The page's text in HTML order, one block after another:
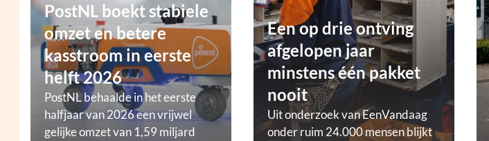
PostNL boekt stabiele
omzet en betere
kasstroom in eerste
helft 2026
PostNL behaalde in het eerste
halfjaar van 2026 een vrijwel
gelijke omzet van 1,59 miljard
Een op drie ontving
afgelopen jaar
minstens één pakket
nooit
Uit onderzoek van EenVandaag
onder ruim 24.000 mensen blijkt